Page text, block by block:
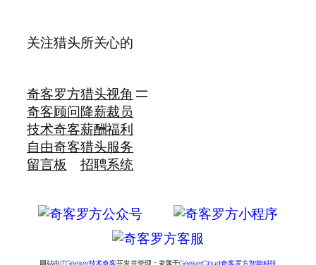
关注猎头所关心的
奇客罗方
奇客顾问
技术奇客
自由奇客
留言板
猎头视角
降薪裁员
薪酬福利
猎头服务
招聘系统